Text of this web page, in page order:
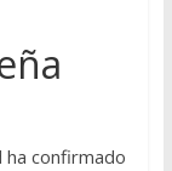
ha confirmado